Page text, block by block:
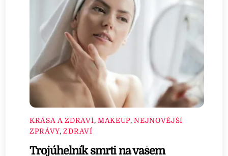
KRÁSA A ZDRAVÍ, MAKEUP,NEJNOVĚJŠÍ
ZPRÁVY,ZDRAVÍ
Trojúhelník smrti na vašem